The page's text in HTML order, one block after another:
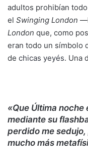
adultos prohibían
el Swinging London
London que, como
eran todo un símbolo
de chicas yeyés. Una
«Que Última noche
mediante su
perdido me
mucho más